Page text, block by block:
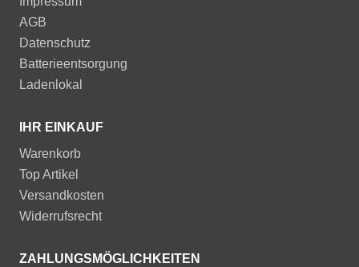
AGB
Datenschutz
Batterieentsorgung
Ladenlokal
IHR EINKAUF
Warenkorb
Top Artikel
Versandkosten
Widerrufsrecht
ZAHLUNGSMÖGLICHKEITEN